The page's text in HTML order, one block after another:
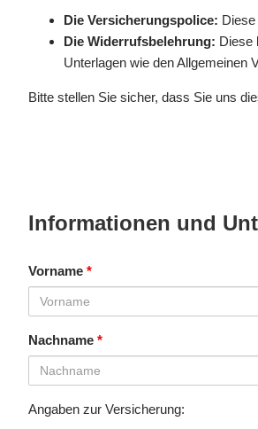
Die Versicherungspolice:
Die Widerrufsbelehrung: Diese
Unterlagen wie den Allgemeinen
Bitte stellen Sie sicher, dass Sie uns
Informationen und
Vorname *
Nachname *
Angaben zur Versicherung: